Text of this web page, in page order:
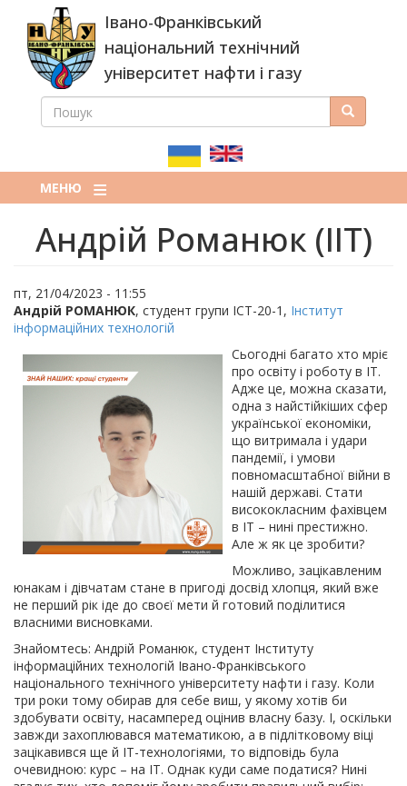
основного
вмісту
Івано-Франківський
національний технічний
університет нафти і газу
ПОШУКОВА
ПОШУК Пошук
МЕНЮ
Андрій Романюк (ІІТ)
пт, 21/04/2023 - 11:55
Андрій РОМАНЮК, студент групи ІСТ-20-1, Інститут
інформаційних технологій
Сьогодні багато хто мріє
про освіту і роботу в ІТ.
Адже це, можна сказати,
одна з найстійкіших сфер
української економіки,
що витримала і удари
пандемії, і умови
повномасштабної війни в
нашій державі. Стати
висококласним фахівцем
в ІТ – нині престижно.
Але ж як це зробити?
Можливо, зацікавленим
юнакам і дівчатам стане в пригоді досвід хлопця, який вже
не перший рік іде до своєї мети й готовий поділитися
власними висновками.
Знайомтесь: Андрій Романюк, студент Інституту
інформаційних технологій Івано-Франківського
національного технічного університету нафти і газу. Коли
три роки тому обирав для себе виш, у якому хотів би
здобувати освіту, насамперед оцінив власну базу. І, оскільки
завжди захоплювався математикою, а в підлітковому віці
зацікавився ще й ІТ-технологіями, то відповідь була
очевидною: курс – на ІТ. Однак куди саме податися? Нині